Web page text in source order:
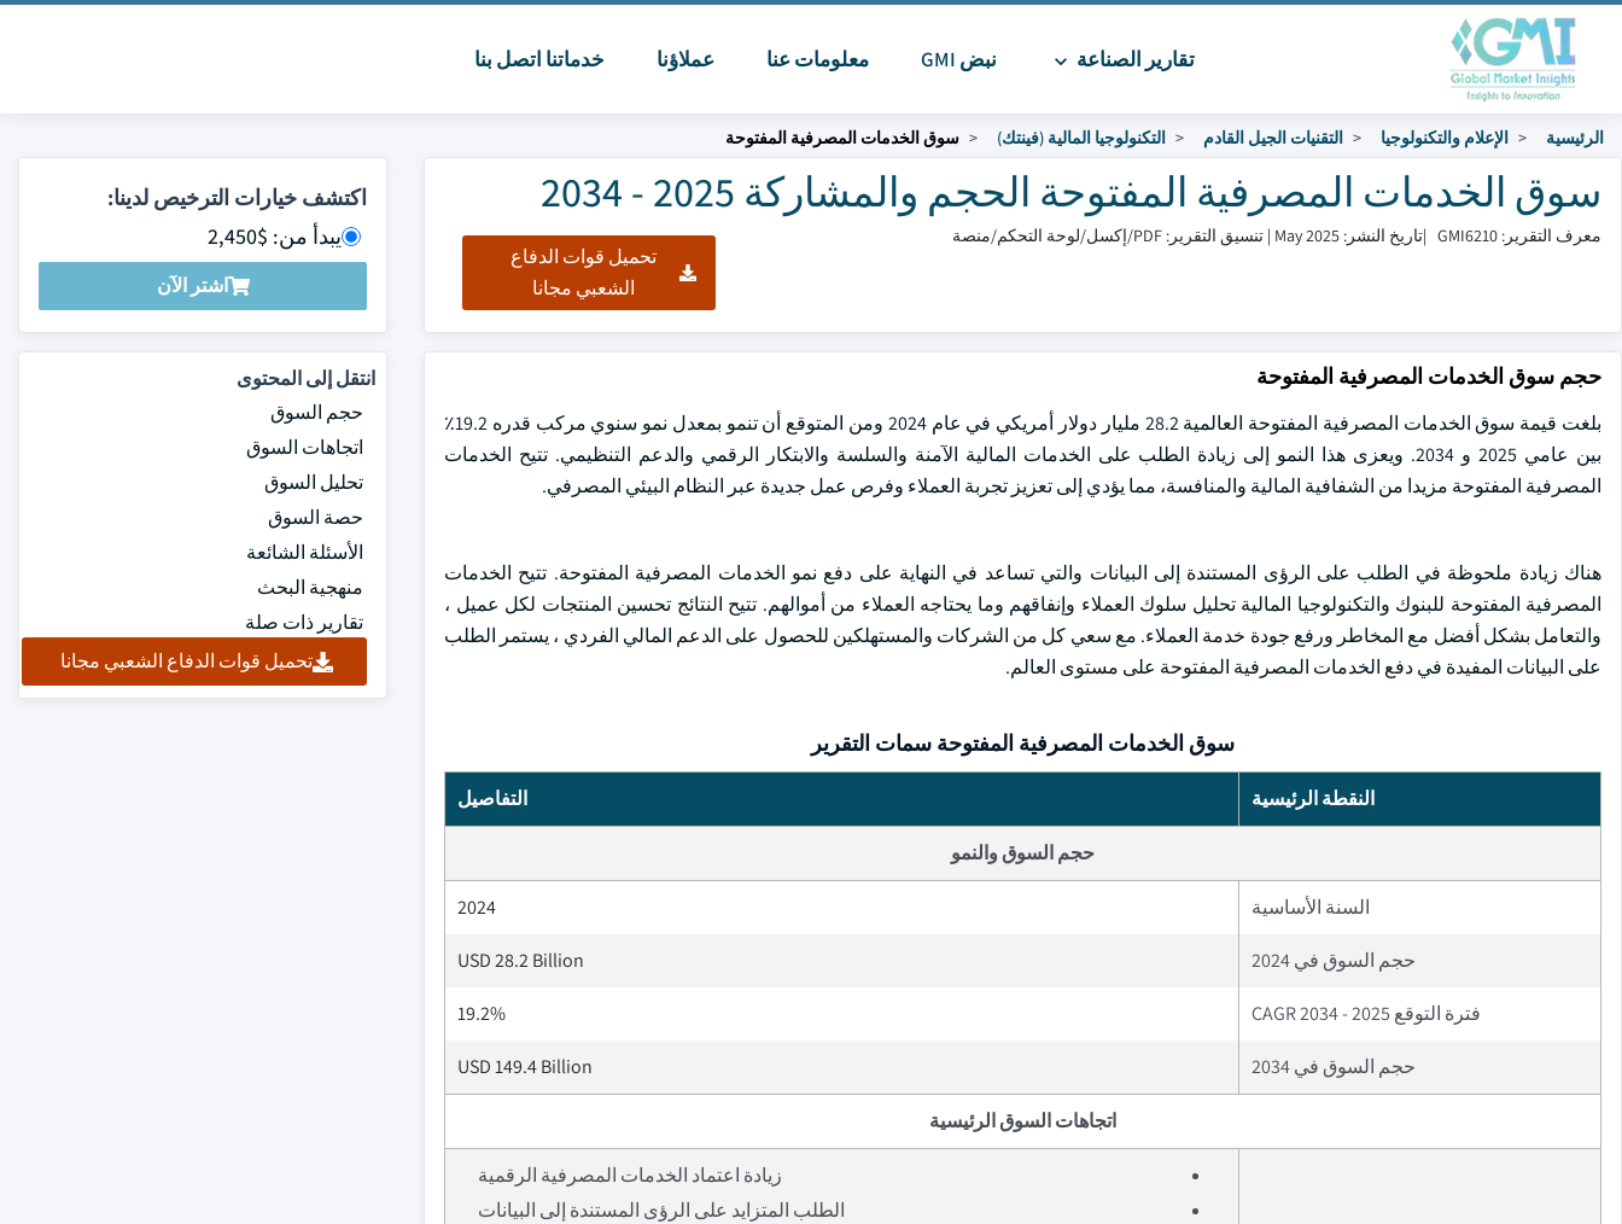
تقارير الصناعة نبض GMI معلومات عنا عملاؤنا خدماتنا اتصل بنا
الرئيسية الإعلام والتكنولوجيا التقنيات الجيل القادم التكنولوجيا المالية (فينتك) سوق الخدمات المصرفية المفتوحة
سوق الخدمات المصرفية المفتوحة الحجم والمشاركة 2025 - 2034
معرف التقرير: GMI6210 |تاريخ النشر: May 2025 | تنسيق التقرير: PDF/إكسل/لوحة التحكم/منصة
تحميل قوات الدفاع
الشعبي مجانا
اكتشف خيارات الترخيص لدينا:
يبدأ من: $2,450
اشتر الآن
حجم سوق الخدمات المصرفية المفتوحة
بلغت قيمة سوق الخدمات المصرفية المفتوحة العالمية 28.2 مليار دولار أمريكي في عام 2024 ومن المتوقع أن تنمو بمعدل نمو سنوي مركب قدره 19.2٪
بين عامي 2025 و 2034. ويعزى هذا النمو إلى زيادة الطلب على الخدمات المالية الآمنة والسلسة والابتكار الرقمي والدعم التنظيمي. تتيح الخدمات
المصرفية المفتوحة مزيدا من الشفافية المالية والمنافسة، مما يؤدي إلى تعزيز تجربة العملاء وفرص عمل جديدة عبر النظام البيئي المصرفي.
هناك زيادة ملحوظة في الطلب على الرؤى المستندة إلى البيانات والتي تساعد في النهاية على دفع نمو الخدمات المصرفية المفتوحة. تتيح الخدمات
المصرفية المفتوحة للبنوك والتكنولوجيا المالية تحليل سلوك العملاء وإنفاقهم وما يحتاجه العملاء من أموالهم. تتيح النتائج تحسين المنتجات لكل عميل ،
والتعامل بشكل أفضل مع المخاطر ورفع جودة خدمة العملاء. مع سعي كل من الشركات والمستهلكين للحصول على الدعم المالي الفردي ، يستمر الطلب
على البيانات المفيدة في دفع الخدمات المصرفية المفتوحة على مستوى العالم.
سوق الخدمات المصرفية المفتوحة سمات التقرير
النقطة الرئيسية التفاصيل
حجم السوق والنمو
السنة الأساسية 2024
حجم السوق في 2024 USD 28.2 Billion
فترة التوقع 2025 - 2034 CAGR 19.2%
حجم السوق في 2034 USD 149.4 Billion
اتجاهات السوق الرئيسية
زيادة اعتماد الخدمات المصرفية الرقمية
الطلب المتزايد على الرؤى المستندة إلى البيانات
انتقل إلى المحتوى
حجم السوق
اتجاهات السوق
تحليل السوق
حصة السوق
الأسئلة الشائعة
منهجية البحث
تقارير ذات صلة
تحميل قوات الدفاع الشعبي مجانا